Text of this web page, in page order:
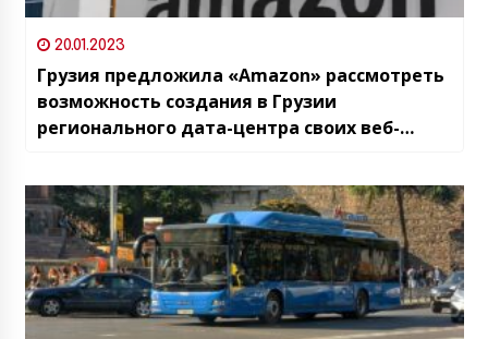
20.01.2023
Грузия предложила «Amazon» рассмотреть
возможность создания в Грузии
регионального дата-центра своих веб-